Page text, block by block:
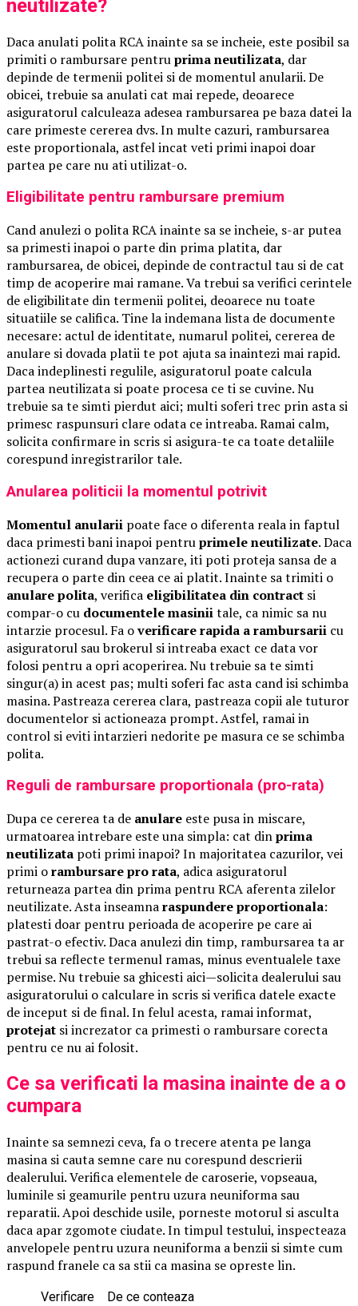
neutilizate?
Daca anulati polita RCA inainte sa se incheie, este posibil sa
primiti o rambursare pentruprima neutilizata, dar
depinde de termenii politei si de momentul anularii. De
obicei, trebuie sa anulati cat mai repede, deoarece
asiguratorul calculeaza adesea rambursarea pe baza datei la
care primeste cererea dvs. In multe cazuri, rambursarea
este proportionala, astfel incat veti primi inapoi doar
partea pe care nu ati utilizat-o.
Eligibilitate pentru rambursare premium
Cand anulezi o polita RCA inainte sa se incheie, s-ar putea
sa primesti inapoi o parte din prima platita, dar
rambursarea, de obicei, depinde de contractul tau si de cat
timp de acoperire mai ramane. Va trebui sa verifici cerintele
de eligibilitate din termenii politei, deoarece nu toate
situatiile se califica. Tine la indemana lista de documente
necesare: actul de identitate, numarul politei, cererea de
anulare si dovada platii te pot ajuta sa inaintezi mai rapid.
Daca indeplinesti regulile, asiguratorul poate calcula
partea neutilizata si poate procesa ce ti se cuvine. Nu
trebuie sa te simti pierdut aici; multi soferi trec prin asta si
primesc raspunsuri clare odata ce intreaba. Ramai calm,
solicita confirmare in scris si asigura-te ca toate detaliile
corespund inregistrarilor tale.
Anularea politicii la momentul potrivit
Momentul anularii poate face o diferenta reala in faptul
daca primesti bani inapoi pentruprimele neutilizate. Daca
actionezi curand dupa vanzare, iti poti proteja sansa de a
recupera o parte din ceea ce ai platit. Inainte sa trimiti o
anulare polita, verifica eligibilitatea din contract si
compar-o cu documentele masiniitale, ca nimic sa nu
intarzie procesul. Fa overificare rapida a rambursarii cu
asiguratorul sau brokerul si intreaba exact ce data vor
folosi pentru a opri acoperirea. Nu trebuie sa te simti
singur(a) in acest pas; multi soferi fac asta cand isi schimba
masina. Pastreaza cererea clara, pastreaza copii ale tuturor
documentelor si actioneaza prompt. Astfel, ramai in
control si eviti intarzieri nedorite pe masura ce se schimba
polita.
Reguli de rambursare proportionala (pro-rata)
Dupa ce cererea ta de anulare este pusa in miscare,
urmatoarea intrebare este una simpla: cat dinprima
neutilizata poti primi inapoi? In majoritatea cazurilor, vei
primi orambursare pro rata, adica asiguratorul
returneaza partea din prima pentru RCA aferenta zilelor
neutilizate. Asta inseamnaraspundere proportionala:
platesti doar pentru perioada de acoperire pe care ai
pastrat-o efectiv. Daca anulezi din timp, rambursarea ta ar
trebui sa reflecte termenul ramas, minus eventualele taxe
permise. Nu trebuie sa ghicesti aici—solicita dealerului sau
asiguratorului o calculare in scris si verifica datele exacte
de inceput si de final. In felul acesta, ramai informat,
protejat si increzator ca primesti o rambursare corecta
pentru ce nu ai folosit.
Ce sa verificati la masina inainte de a o
cumpara
Inainte sa semnezi ceva, fa o trecere atenta pe langa
masina si cauta semne care nu corespund descrierii
dealerului. Verifica elementele de caroserie, vopseaua,
luminile si geamurile pentru uzura neuniforma sau
reparatii. Apoi deschide usile, porneste motorul si asculta
daca apar zgomote ciudate. In timpul testului, inspecteaza
anvelopele pentru uzura neuniforma a benzii si simte cum
raspund franele ca sa stii ca masina se opreste lin.
Verificare
De ce conteaza